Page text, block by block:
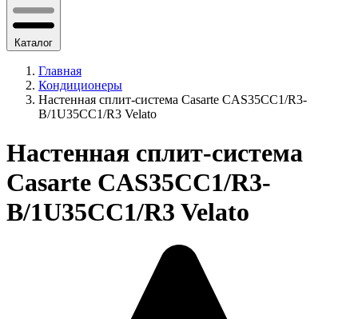
Каталог
Главная
Кондиционеры
Настенная сплит-система Casarte CAS35CC1/R3-
B/1U35CC1/R3 Velato
Настенная сплит-система
Casarte CAS35CC1/R3-
B/1U35CC1/R3 Velato